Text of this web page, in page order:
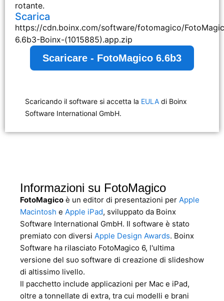
rotante.
Scarica
https://cdn.boinx.com/software/fotomagico/
6.6b3-Boinx-(1015885).app.zip
Scaricare - FotoMagico 6.6b3
Scaricando il software si accetta la EULA di Boinx
Software International GmbH.
Informazioni su FotoMagico
FotoMagico è un editor di presentazioni per Apple
Macintosh e Apple iPad, sviluppato da Boinx
Software International GmbH. Il software è stato
premiato con diversi Apple Design Awards. Boinx
Software ha rilasciato FotoMagico 6, l'ultima
versione del suo software di creazione di slideshow
di altissimo livello.
Il pacchetto include applicazioni per Mac e iPad,
oltre a tonnellate di extra, tra cui modelli e brani